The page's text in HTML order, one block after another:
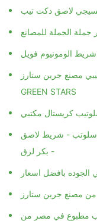
لاصق دكت تيب
الجملة للمصانع
شريط الومونيوم فويل
مصنع جرين ستارز -
GREEN STARS
كريستال مكتبي
سلوتب - شريط لاصق
- بكر لزق
بافضل اسعار
من مصنع جرين ستارز
مطبوع في مصر من